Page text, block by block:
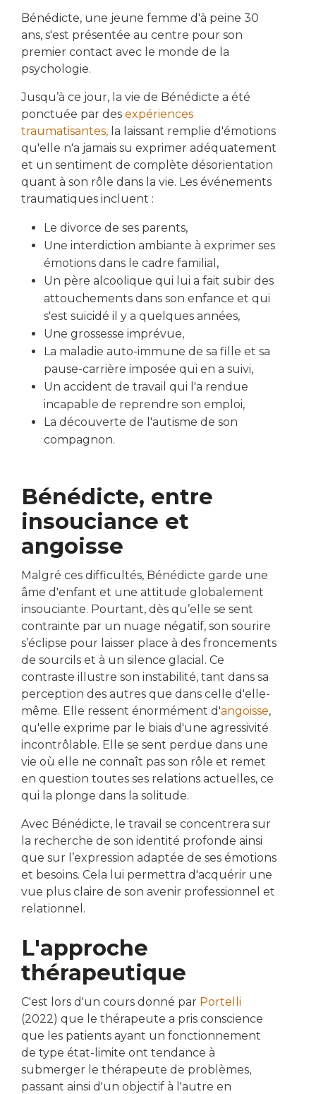
Bénédicte, une jeune femme d'à peine 30
ans, s'est présentée au centre pour son
premier contact avec le monde de la
psychologie.
Jusqu’à ce jour, la vie de Bénédicte a été
ponctuée par des expériences
traumatisantes, la laissant remplie d'émotions
qu'elle n'a jamais su exprimer adéquatement
et un sentiment de complète désorientation
quant à son rôle dans la vie. Les événements
traumatiques incluent :
Le divorce de ses parents,
Une interdiction ambiante à exprimer ses
émotions dans le cadre familial,
Un père alcoolique qui lui a fait subir des
attouchements dans son enfance et qui
s'est suicidé il y a quelques années,
Une grossesse imprévue,
La maladie auto-immune de sa fille et sa
pause-carrière imposée qui en a suivi,
Un accident de travail qui l'a rendue
incapable de reprendre son emploi,
La découverte de l'autisme de son
compagnon.
Bénédicte, entre
insouciance et
angoisse
Malgré ces difficultés, Bénédicte garde une
âme d'enfant et une attitude globalement
insouciante. Pourtant, dès qu’elle se sent
contrainte par un nuage négatif, son sourire
s’éclipse pour laisser place à des froncements
de sourcils et à un silence glacial. Ce
contraste illustre son instabilité, tant dans sa
perception des autres que dans celle d'elle-
même. Elle ressent énormément d'angoisse,
qu'elle exprime par le biais d'une agressivité
incontrôlable. Elle se sent perdue dans une
vie où elle ne connaît pas son rôle et remet
en question toutes ses relations actuelles, ce
qui la plonge dans la solitude.
Avec Bénédicte, le travail se concentrera sur
la recherche de son identité profonde ainsi
que sur l’expression adaptée de ses émotions
et besoins. Cela lui permettra d'acquérir une
vue plus claire de son avenir professionnel et
relationnel.
L'approche
thérapeutique
C'est lors d'un cours donné par Portelli
(2022) que le thérapeute a pris conscience
que les patients ayant un fonctionnement
de type état-limite ont tendance à
submerger le thérapeute de problèmes,
passant ainsi d'un objectif à l'autre en